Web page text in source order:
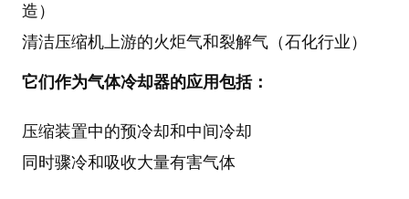
造）
清洁压缩机上游的火炬气和裂解气（石化行业）
它们作为气体冷却器的应用包括：
压缩装置中的预冷却和中间冷却
同时骤冷和吸收大量有害气体